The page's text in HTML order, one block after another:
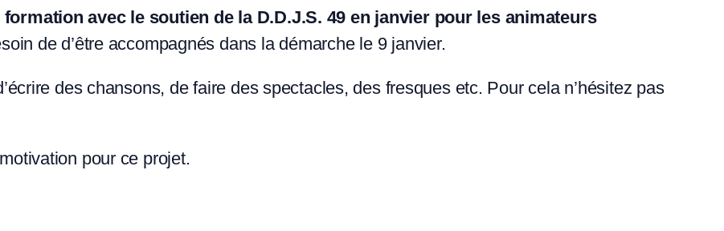
avec le soutien de la D.D.J.S. 49 en janvier pour les animateurs
de d’être accompagnés dans la démarche le 9 janvier.
des chansons, de faire des spectacles, des fresques etc. Pour cela n’hésitez pas
pour ce projet.